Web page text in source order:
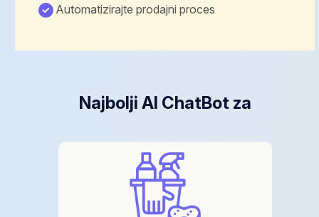
Automatizirajte prodajni proces
Najbolji AI ChatBot za